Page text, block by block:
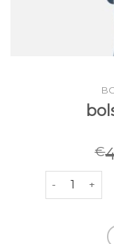
€
bolsos de